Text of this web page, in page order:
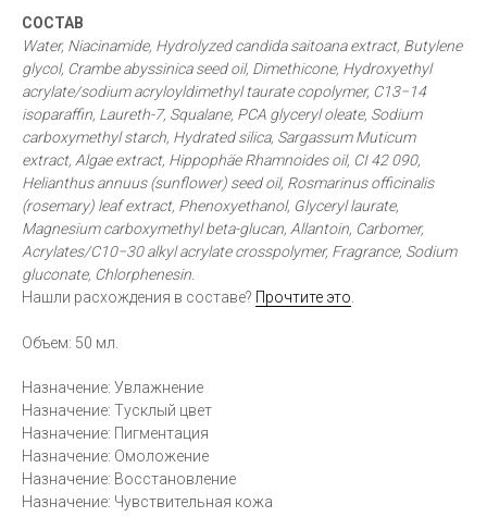
СОСТАВ
Water, Niacinamide, Hydrolyzed candida saitoana extract, Butylene
glycol, Crambe abyssinica seed oil, Dimethicone, Hydroxyethyl
acrylate/sodium acryloyldimethyl taurate copolymer, C13−14
isoparaffin, Laureth-7, Squalane, PCA glyceryl oleate, Sodium
carboxymethyl starch, Hydrated silica, Sargassum Muticum
extract, Algae extract, Hippophäe Rhamnoides oil, CI 42 090,
Helianthus annuus (sunflower) seed oil, Rosmarinus officinalis
(rosemary) leaf extract, Phenoxyethanol, Glyceryl laurate,
Magnesium carboxymethyl beta-glucan, Allantoin, Carbomer,
Acrylates/C10−30 alkyl acrylate crosspolymer, Fragrance, Sodium
gluconate, Chlorphenesin.
Нашли расхождения в составе? Прочтите это
Объем: 50 мл.
Назначение: Увлажнение
Назначение: Тусклый цвет
Назначение: Пигментация
Назначение: Омоложение
Назначение: Восстановление
Назначение: Чувствительная кожа